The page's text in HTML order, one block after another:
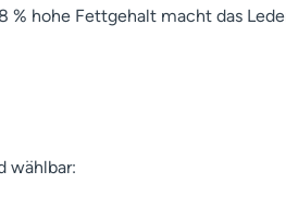
% hohe Fettgehalt macht das
wählbar: